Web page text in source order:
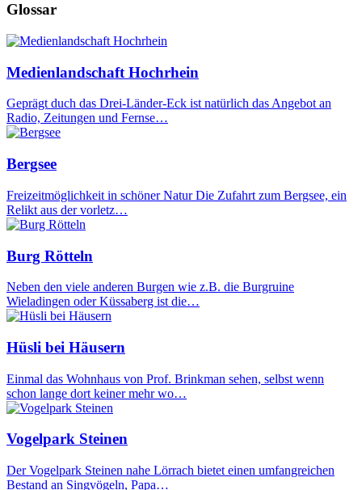
Glossar
Medienlandschaft Hochrhein
Geprägt duch das Drei-Länder-Eck ist natürlich das Angebot an
Radio, Zeitungen und Fernse…
Bergsee
Freizeitmöglichkeit in schöner Natur Die Zufahrt zum Bergsee, ein
Relikt aus der vorletz…
Burg Rötteln
Neben den viele anderen Burgen wie z.B. die Burgruine
Wieladingen oder Küssaberg ist die…
Hüsli bei Häusern
Einmal das Wohnhaus von Prof. Brinkman sehen, selbst wenn
schon lange dort keiner mehr wo…
Vogelpark Steinen
Der Vogelpark Steinen nahe Lörrach bietet einen umfangreichen
Bestand an Singvögeln, Papa…